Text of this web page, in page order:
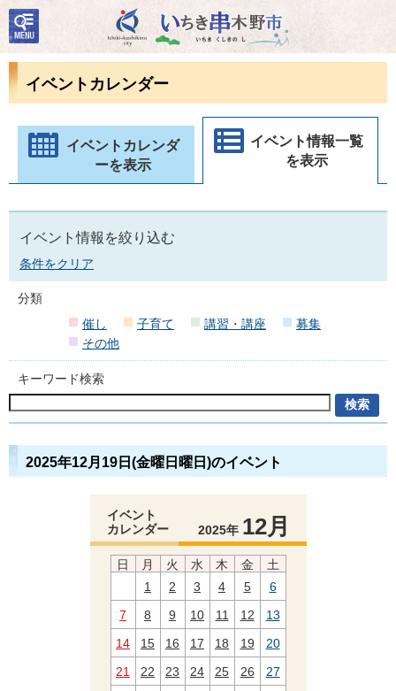
いちき串木野市
検
索・
共通
ューイベントカレンダー
イベントカレンダ
ーを表示
イベント情報一覧
を表示
イベント情報を絞り込む
条件をクリア
分類
催し
子育て 講習・講座
募集
その他
キーワード検索
2025年12月19日(金曜日曜日)のイベント
イベント
カレンダー
2025年 12月
日 月 火 水 木 金
土
1
2 3 4 5
6
7
8 9 10 11 12
13
14
15 16 17 18 19
20
21
22 23 24 25 26
27